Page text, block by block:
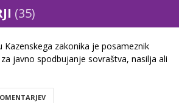
(35)
Kazenskega zakonika je posameznik
javno spodbujanje sovraštva, nasilja ali